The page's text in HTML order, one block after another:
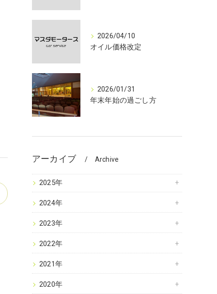
2026/04/10
オイル価格改定
2026/01/31
年末年始の過ごし方
アーカイブ Archive
2025年
2024年
2023年
2022年
2021年
2020年